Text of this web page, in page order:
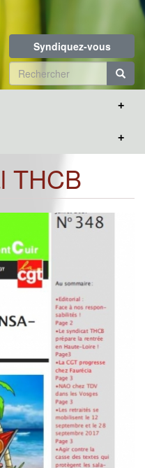
Syndiquez-vous
Formulaire
de
THCB